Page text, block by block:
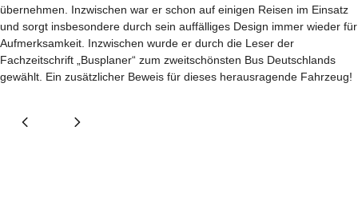
übernehmen. Inzwischen war er schon auf einigen Reisen im Einsatz
und sorgt insbesondere durch sein auffälliges Design immer wieder für
Aufmerksamkeit. Inzwischen wurde er durch die Leser der
Fachzeitschrift „Busplaner“ zum zweitschönsten Bus Deutschlands
gewählt. Ein zusätzlicher Beweis für dieses herausragende Fahrzeug!